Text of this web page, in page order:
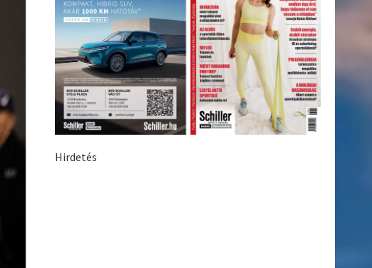
Hirdetés